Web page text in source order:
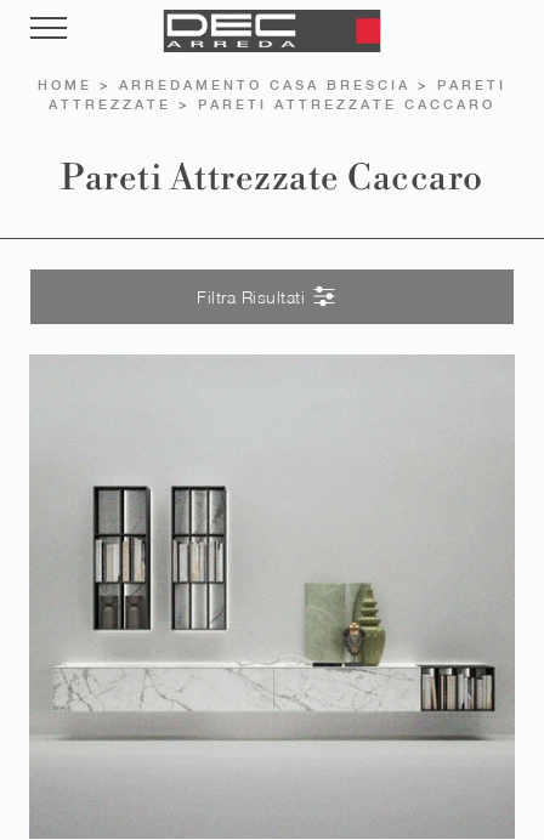
HOME > ARREDAMENTO CASA BRESCIA > PARETI
ATTREZZATE
> PARETI ATTREZZATE CACCARO
Pareti Attrezzate Caccaro
Filtra Risultati